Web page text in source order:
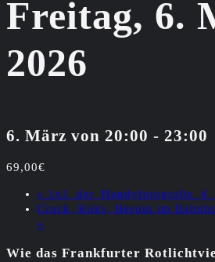
Freitag, 6.
2026
6. März von 20:00 - 23:00
69,00€
«
Crack, Koks, Heroin im
»
Wie das Frankfurter